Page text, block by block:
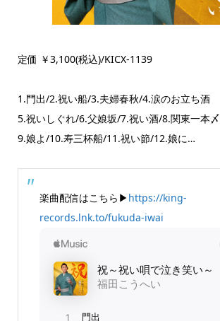
定価 ￥3,100(税込)/KICX-1139
1.門出/2.祝い船/3.夫婦春秋/4.涙のお立ち酒
5.祝いしぐれ/6.父娘坂/7.祝い酒/8.関東一本〆
9.娘よ/10.寿三杯船/11.祝い節/12.娘に…
楽曲配信はこちら▶ https://king-
records.lnk.to/fukuda-iwai